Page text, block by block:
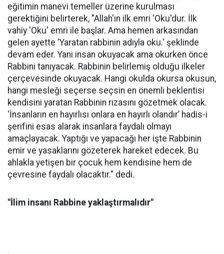
eğitimin manevi temeller üzerine kurulması
gerektiğini belirterek, "Allah'ın ilk emri 'Oku'dur. İlk
vahiy 'Oku' emri ile başlar. Ama hemen arkasından
gelen ayette 'Yaratan rabbinin adıyla oku.' şeklinde
devam eder. Yani insan okuyacak ama okurken önce
Rabbini tanıyacak. Rabbinin belirlemiş olduğu ilkeler
çerçevesinde okuyacak. Hangi okulda okursa okusun,
hangi mesleği seçerse seçsin en önemli beklentisi
kendisini yaratan Rabbinin rızasını gözetmek olacak.
‘İnsanların en hayırlısı onlara en hayırlı olandır’ hadis-i
şerifini esas alarak insanlara faydalı olmayı
amaçlayacak. Yaptığı ve yapacağı her işte Rabbinin
emir ve yasaklarını gözeterek hareket edecek. Bu
ahlakla yetişen bir çocuk hem kendisine hem de
çevresine faydalı olacaktır." dedi.
"İlim insanı Rabbine yaklaştırmalıdır"